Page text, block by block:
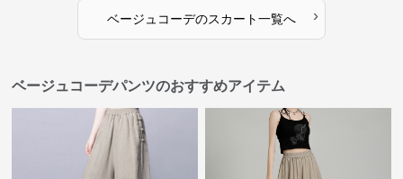
ベージュコーデのスカート一覧へ ›
ベージュコーデパンツのおすすめアイテム